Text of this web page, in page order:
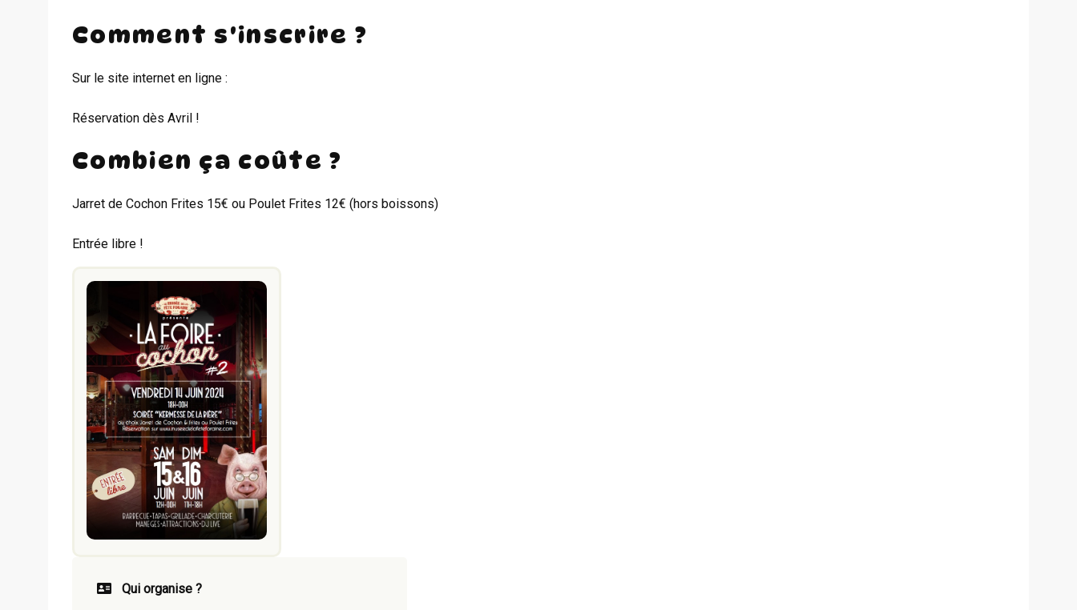
Comment s'inscrire ?
Sur le site internet en ligne :
Réservation dès Avril !
Combien ça coûte ?
Jarret de Cochon Frites 15€ ou Poulet Frites 12€ (hors boissons)
Entrée libre !
Qui organise ?